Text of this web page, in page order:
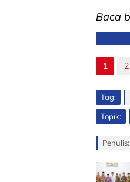
Baca
1 2
Tag:
Topik: